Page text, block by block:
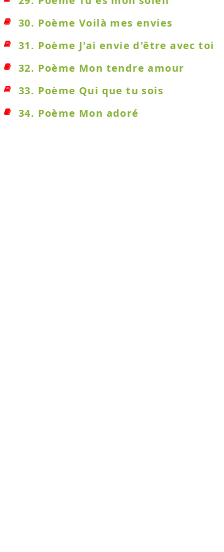
30. Poème Voilà mes envies
31. Poème J'ai envie d'être avec toi
32. Poème Mon tendre amour
33. Poème Qui que tu sois
34. Poème Mon adoré